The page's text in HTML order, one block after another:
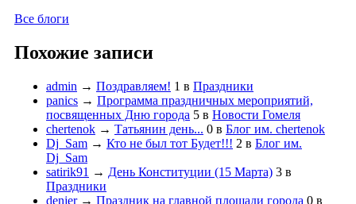
Все блоги
Похожие записи
admin → Поздравляем! 1 в Праздники
panics → Программа праздничных мероприятий,
посвященных Дню города 5 в Новости Гомеля
chertenok → Татьянин день... 0 в Блог им. chertenok
Dj_Sam → Кто не был тот Будет!!! 2 в Блог им.
Dj_Sam
satirik91 → День Конституции (15 Марта) 3 в
Праздники
denjer→ Праздник на главной площади города 0 в